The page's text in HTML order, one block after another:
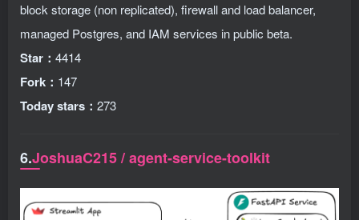
block storage (non replicated), firewall and load balancer,
managed Postgres, and IAM services in public beta.
Star： 4414
Fork： 147
Today stars： 273
6.JoshuaC215 / agent-service-toolkit